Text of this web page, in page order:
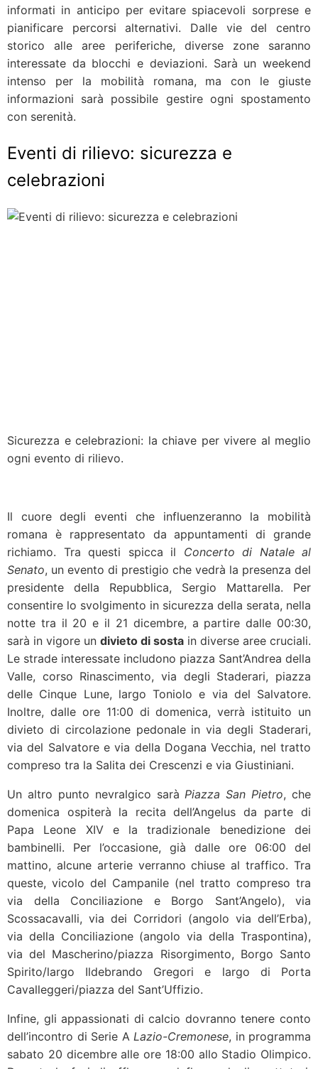
informati in anticipo per evitare spiacevoli sorprese e
pianificare percorsi alternativi. Dalle vie del centro
storico alle aree periferiche, diverse zone saranno
interessate da blocchi e deviazioni. Sarà un weekend
intenso per la mobilità romana, ma con le giuste
informazioni sarà possibile gestire ogni spostamento
con serenità.
Eventi di rilievo: sicurezza e
celebrazioni
Sicurezza e celebrazioni: la chiave per vivere al meglio
ogni evento di rilievo.
Il cuore degli eventi che influenzeranno la mobilità
romana è rappresentato da appuntamenti di grande
richiamo. Tra questi spicca il Concerto di Natale al
Senato, un evento di prestigio che vedrà la presenza del
presidente della Repubblica, Sergio Mattarella. Per
consentire lo svolgimento in sicurezza della serata, nella
notte tra il 20 e il 21 dicembre, a partire dalle 00:30,
sarà in vigore un divieto di sosta in diverse aree cruciali.
Le strade interessate includono piazza Sant’Andrea della
Valle, corso Rinascimento, via degli Staderari, piazza
delle Cinque Lune, largo Toniolo e via del Salvatore.
Inoltre, dalle ore 11:00 di domenica, verrà istituito un
divieto di circolazione pedonale in via degli Staderari,
via del Salvatore e via della Dogana Vecchia, nel tratto
compreso tra la Salita dei Crescenzi e via Giustiniani.
Un altro punto nevralgico sarà Piazza San Pietro, che
domenica ospiterà la recita dell’Angelus da parte di
Papa Leone XIV e la tradizionale benedizione dei
bambinelli. Per l’occasione, già dalle ore 06:00 del
mattino, alcune arterie verranno chiuse al traffico. Tra
queste, vicolo del Campanile (nel tratto compreso tra
via della Conciliazione e Borgo Sant’Angelo), via
Scossacavalli, via dei Corridori (angolo via dell’Erba),
via della Conciliazione (angolo via della Traspontina),
via del Mascherino/piazza Risorgimento, Borgo Santo
Spirito/largo Ildebrando Gregori e largo di Porta
Cavalleggeri/piazza del Sant’Uffizio.
Infine, gli appassionati di calcio dovranno tenere conto
dell’incontro di Serie A Lazio-Cremonese, in programma
sabato 20 dicembre alle ore 18:00 allo Stadio Olimpico.